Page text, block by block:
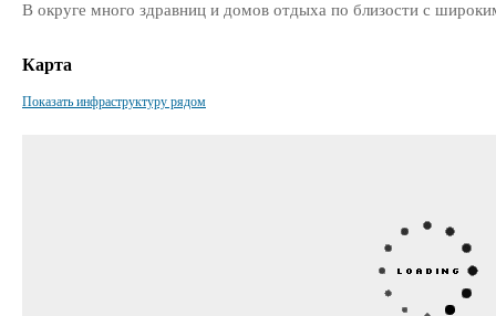
В округе много здравниц и домов отдыха по близости с
Карта
Показать инфраструктуру рядом